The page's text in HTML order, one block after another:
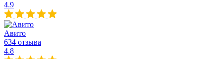
4.9
Авито
634 отзыва
4.8